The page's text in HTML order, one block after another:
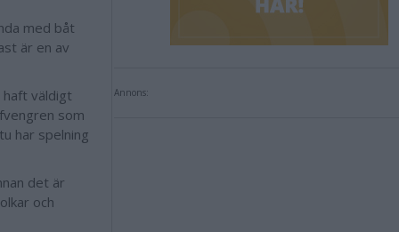
med båt
är en av
haft väldigt
som
har spelning
det är
och
Annons: